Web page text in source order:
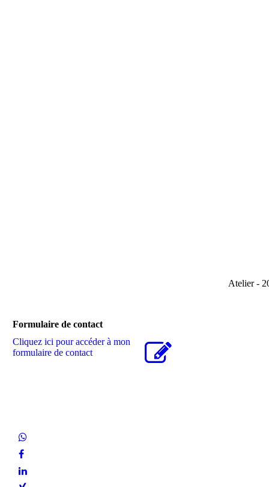
Atelier -
Formulaire de contact
Cliquez ici pour accéder à mon
formulaire de contact